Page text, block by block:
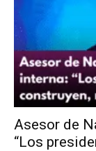
Asesor de
“Los